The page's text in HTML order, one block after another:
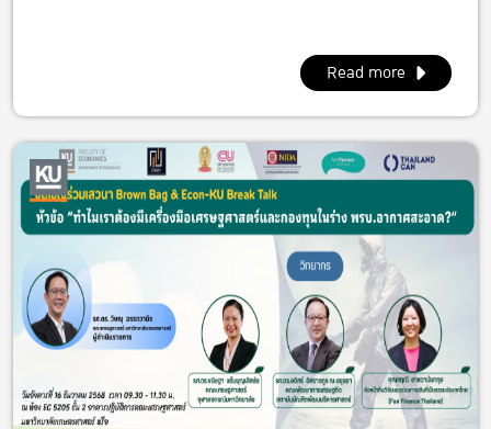
– รศ. ดร. ศรัญ ดวงสุวรรณ (สจล วิทยาเขตชุมพรเขตรอุดมศักดิ์)
– นพดล ไพรวัลย์ (สมาคมส่งเสริมดิจิตอลเพื่อการเกษตรและ
อุตสาหกรรม)
– ศรัณย์ สุขประวิทย์ (หอการค้าจังหวัดชุมพร)
– ผู้แทนกระทรวงเกษตรและสหกรณ์
– ผู้แทนเครือข่ายเกษตรกรชุมพร
Read more